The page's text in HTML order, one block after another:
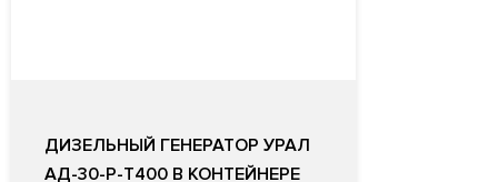
ДИЗЕЛЬНЫЙ ГЕНЕРАТОР УРАЛ
АД-30-Р-Т400 В КОНТЕЙНЕРЕ